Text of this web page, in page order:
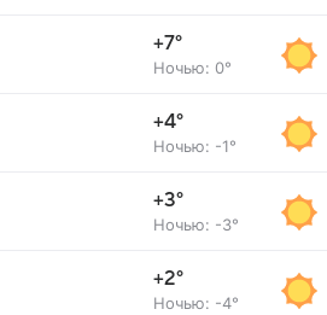
+7°
Ночью: 0°
+4°
Ночью: -1°
+3°
Ночью: -3°
+2°
Ночью: -4°